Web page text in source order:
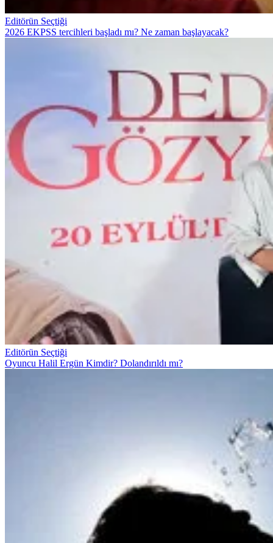
Editörün Seçtiği
2026 EKPSS tercihleri başladı mı? Ne zaman başlayacak?
Editörün Seçtiği
Oyuncu Halil Ergün Kimdir? Dolandırıldı mı?